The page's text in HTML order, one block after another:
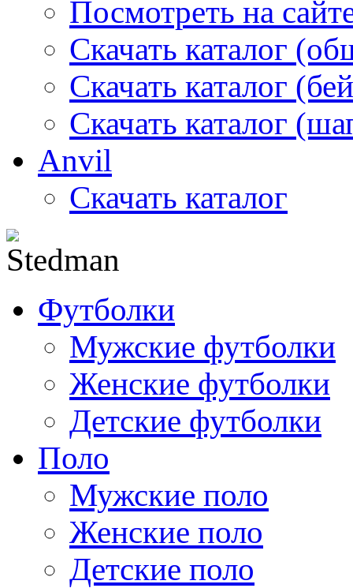
Посмотреть на
Скачать каталог
Скачать каталог
Скачать каталог
Anvil
Скачать каталог
Футболки
Мужские футболки
Женские футболки
Детские футболки
Поло
Мужские поло
Женские поло
Детские поло